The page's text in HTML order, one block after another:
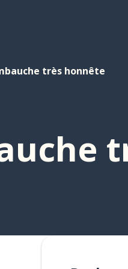
très honnête